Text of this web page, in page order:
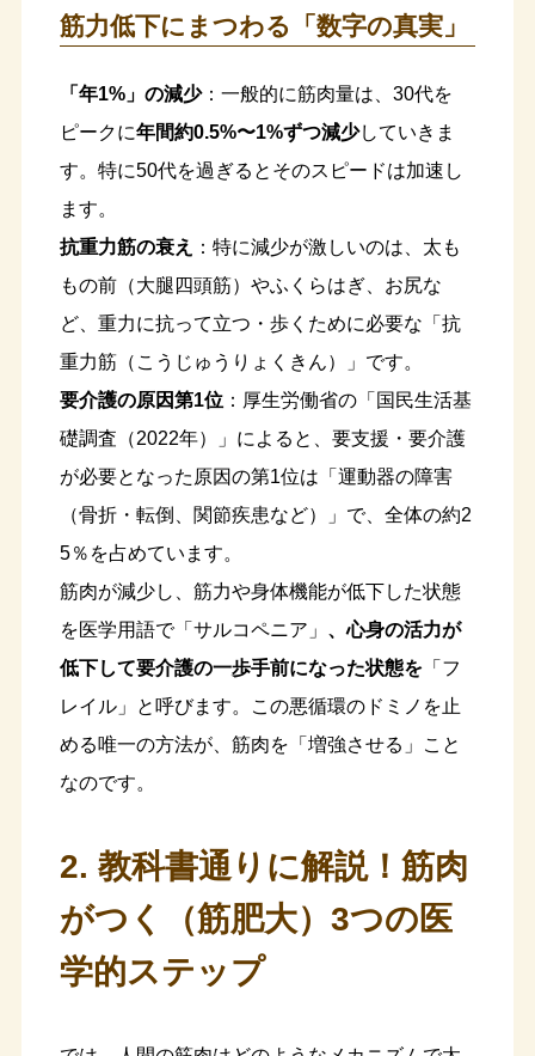
筋力低下にまつわる「数字の真実」
「年1%」の減少：一般的に筋肉量は、30代を
ピークに年間約0.5%〜1%ずつ減少していきま
す。特に50代を過ぎるとそのスピードは加速し
ます。
抗重力筋の衰え
：特に減少が激しいのは、太も
もの前（大腿四頭筋）やふくらはぎ、お尻な
ど、重力に抗って立つ・歩くために必要な「抗
重力筋（こうじゅうりょくきん）」です。
要介護の原因第1位：厚生労働省の「国民生活基
礎調査（2022年）」によると、要支援・要介護
が必要となった原因の第1位は「運動器の障害
（骨折・転倒、関節疾患など）」で、全体の約2
5％を占めています。
筋肉が減少し、筋力や身体機能が低下した状態
を医学用語で「サルコペニア」 、心身の活力が
低下して要介護の一歩手前になった状態を「フ
レイル」と呼びます。この悪循環のドミノを止
める唯一の方法が、筋肉を「増強させる」こと
なのです。
2. 教科書通りに解説！筋肉
がつく（筋肥大）3つの医
学的ステップ